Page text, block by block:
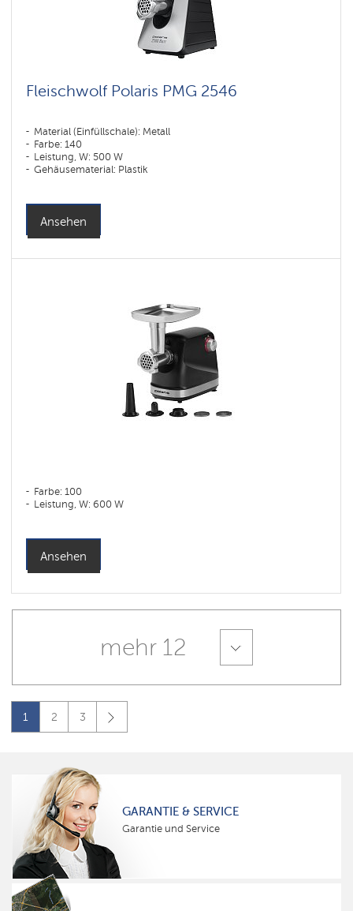
Fleischwolf Polaris PMG 2546
Material (Einfüllschale): Metall
Farbe: 140
Leistung, W: 500 W
Gehäusematerial: Plastik
Ansehen
Farbe: 100
Leistung, W: 600 W
Ansehen
mehr 12
1 2 3
GARANTIE & SERVICE
Garantie und Service